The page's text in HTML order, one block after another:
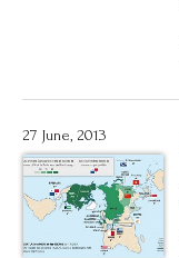
27 June, 2013